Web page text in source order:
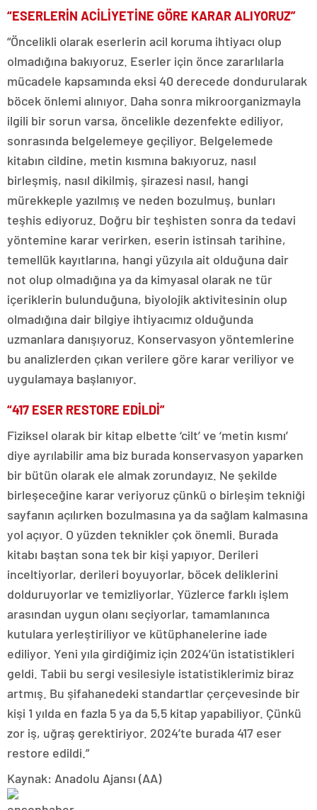
“ESERLERİN ACİLİYETİNE GÖRE KARAR ALIYORUZ”
“Öncelikli olarak eserlerin acil koruma ihtiyacı olup
olmadığına bakıyoruz. Eserler için önce zararlılarla
mücadele kapsamında eksi 40 derecede dondurularak
böcek önlemi alınıyor. Daha sonra mikroorganizmayla
ilgili bir sorun varsa, öncelikle dezenfekte ediliyor,
sonrasında belgelemeye geçiliyor. Belgelemede
kitabın cildine, metin kısmına bakıyoruz, nasıl
birleşmiş, nasıl dikilmiş, şirazesi nasıl, hangi
mürekkeple yazılmış ve neden bozulmuş, bunları
teşhis ediyoruz. Doğru bir teşhisten sonra da tedavi
yöntemine karar verirken, eserin istinsah tarihine,
temellük kayıtlarına, hangi yüzyıla ait olduğuna dair
not olup olmadığına ya da kimyasal olarak ne tür
içeriklerin bulunduğuna, biyolojik aktivitesinin olup
olmadığına dair bilgiye ihtiyacımız olduğunda
uzmanlara danışıyoruz. Konservasyon yöntemlerine
bu analizlerden çıkan verilere göre karar veriliyor ve
uygulamaya başlanıyor.
“417 ESER RESTORE EDİLDİ”
Fiziksel olarak bir kitap elbette ‘cilt’ ve ‘metin kısmı’
diye ayrılabilir ama biz burada konservasyon yaparken
bir bütün olarak ele almak zorundayız. Ne şekilde
birleşeceğine karar veriyoruz çünkü o birleşim tekniği
sayfanın açılırken bozulmasına ya da sağlam kalmasına
yol açıyor. O yüzden teknikler çok önemli. Burada
kitabı baştan sona tek bir kişi yapıyor. Derileri
inceltiyorlar, derileri boyuyorlar, böcek deliklerini
dolduruyorlar ve temizliyorlar. Yüzlerce farklı işlem
arasından uygun olanı seçiyorlar, tamamlanınca
kutulara yerleştiriliyor ve kütüphanelerine iade
ediliyor. Yeni yıla girdiğimiz için 2024’ün istatistikleri
geldi. Tabii bu sergi vesilesiyle istatistiklerimiz biraz
artmış. Bu şifahanedeki standartlar çerçevesinde bir
kişi 1 yılda en fazla 5 ya da 5,5 kitap yapabiliyor. Çünkü
zor iş, uğraş gerektiriyor. 2024’te burada 417 eser
restore edildi.”
Kaynak: Anadolu Ajansı (AA)